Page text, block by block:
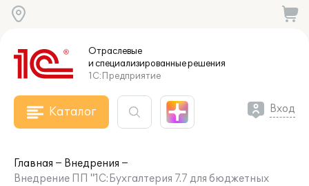
Отраслевые
и специализированныерешения
1С:Предприятие
Каталог Вход
Главная
Внедрения
Внедрение ПП "1С:Бухгалтерия 7.7 для бюджетных